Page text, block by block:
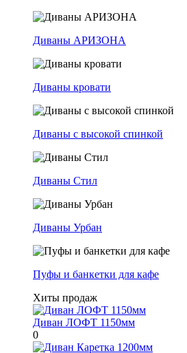
Диваны АРИЗОНА
Диваны кровати
Диваны с высокой спинкой
Диваны Стил
Диваны Урбан
Пуфы и банкетки для кафе
Хиты продаж
Диван ЛОФТ 1150мм
0